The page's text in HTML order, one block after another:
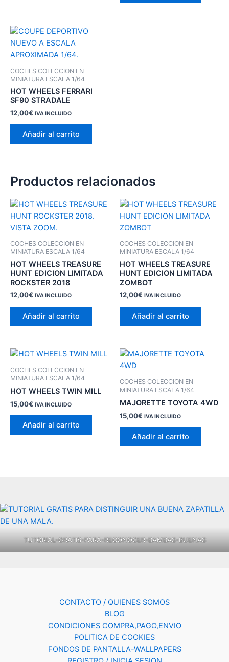
COCHES COLECCION EN
MINIATURA ESCALA 1/64
HOT WHEELS FERRARI
SF90 STRADALE
12,00€ IVA INCLUIDO
Añadir al carrito
Productos relacionados
COCHES COLECCION EN
MINIATURA ESCALA 1/64
HOT WHEELS TREASURE
HUNT EDICION LIMITADA
ROCKSTER 2018
12,00€ IVA INCLUIDO
Añadir al carrito
COCHES COLECCION EN
MINIATURA ESCALA 1/64
HOT WHEELS TREASURE
HUNT EDICION LIMITADA
ZOMBOT
12,00€ IVA INCLUIDO
Añadir al carrito
COCHES COLECCION EN
MINIATURA ESCALA 1/64
HOT WHEELS TWIN MILL
15,00€ IVA INCLUIDO
Añadir al carrito
COCHES COLECCION EN
MINIATURA ESCALA 1/64
MAJORETTE TOYOTA 4WD
15,00€ IVA INCLUIDO
Añadir al carrito
TUTORIAL-GRATIS-PARA-RECONOCER-BAMBAS-BUENAS
CONTACTO / QUIENES SOMOS
BLOG
CONDICIONES COMPRA,PAGO,ENVIO
POLITICA DE COOKIES
FONDOS DE PANTALLA-WALLPAPERS